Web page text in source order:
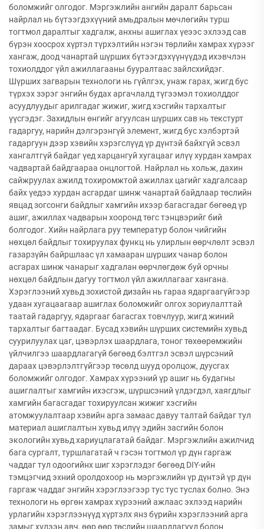
боломжийг олгодог. Мэргэжлийн ангийн даралт барьсан
найрлал нь бүтээгдэхүүний амьдралын мөчлөгийн турш
тогтмол даралтыг хадгалж, анхны ашиглах үеээс эхлээд сав
бүрэн хоосрох хүртэл түрхэлтийн нэгэн төрлийн хамрах хүрээг
хангаж, доод чанартай шүрших бүтээгдэхүүнүүдэд ихэвчлэн
тохиолддог үйл ажиллагааны бууралтаас зайлсхийдэг.
Шүрших загварын технологи нь гүйлгэх, унаж гараx, жигд бус
түрхэх зэрэг энгийн будах аргачлалд түгээмэл тохиолддог
асуудлуудыг арилгадаг жижиг, жигд хэсгийн тархалтыг
үүсгэдэг. Захидлын өнгийг агуулсан шүрших сав нь текстурт
гадаргуу, нарийн дэлгэрэнгүй элемент, жигд бус хэлбэртэй
гадаргуун дээр хэвийн хэрэгслүүд үр дүнтэй байхгүй эсвэл
хангалтгүй байдаг үед харцангуй хугацааг илүү хурдан хамрах
чадвартай байдгаараа онцлогтой. Найрлал нь хольж, дахин
сайжруулах ажилд тохиромжтой ажиллах цагийг хадгалсаар
байх үедээ хурдан асгардаг шинж чанартай байдлаар төслийн
явцад зогсонги байдлыг хамгийн ихээр багасгадаг бөгөөд үр
ашиг, ажиллах чадварын хооронд төгс тэнцвэрийг бий
болгодог. Хийн найрлага руу температур болон чийгийн
нөхцөл байдлыг тохируулах функц нь улирлын өөрчлөлт эсвэл
газарзүйн байршлаас үл хамааран шүрших чанар болон
асгарах шинж чанарыг хадгалан өөрчлөгдөж буй орчны
нөхцөл байдлын дагуу тогтмол үйл ажиллагааг хангана.
Хэрэглээний хувьд зохистой дизайн нь гараа ядаргаагүйгээр
удаан хугацаагаар ашиглах боломжийг олгох зориулалттай
таатай гадаргуу, ядаргааг багасгах товчлуур, жигд жиний
тархалтыг багтаадаг. Бусад хэвийн шүрших системийн хувьд
суурилуулах цаг, цэвэрлэх шаардлага, тоног төхөөрөмжийн
үйлчилгээ шаардлагагүй бөгөөд бэлтгэл эсвэл шүрсэний
дараах цэвэрлэлтгүйгээр төсөлд шууд оролцож, дуусгах
боломжийг олгодог. Хамрах хүрээний үр ашиг нь будагны
ашиглалтыг хамгийн ихэсгэж, шүршсэний үлдэгдэл, хаягдлыг
хамгийн багасгадаг тохируулсан жижиг хэсгийн
атомжуулалтаар хэвийн арга замаас давуу талтай байдаг тул
материал ашиглалтын хувьд илүү эдийн засгийн болон
экологийн хувьд хариуцлагатай байдаг. Мэргэжлийн ажилчид
бага сургалт, туршлагатай ч гэсэн тогтмол үр дүн гаргаж
чаддаг тул одоогийнх шиг хэрэглэдэг бөгөөд DIY-ийн
тэмцэгчид эхний оролдохоор нь мэргэжлийн үр дүнтэй үр дүн
гаргаж чаддаг энгийн хэрэглээгээр тус тус туслах болно. Энэ
технологи нь өргөн хамрах хүрээний ажлаас эхлээд нарийн
урлагийн хэрэглээнүүд хүртэлх янз бүрийн хэрэглээний арга
замыг хүлээн авч, өөр өөр төслийн шаардлагууд болон